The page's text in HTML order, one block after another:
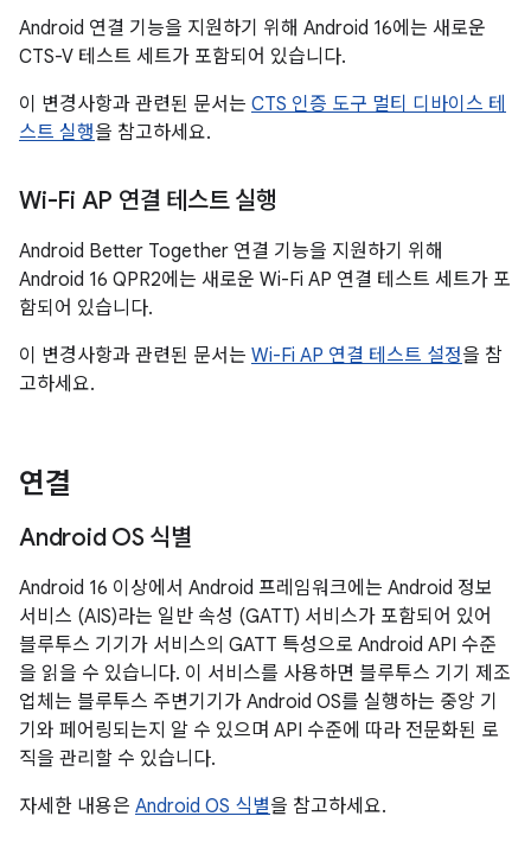
Android 연결 기능을 지원하기 위해 Android 16에는 새로운
CTS-V 테스트 세트가 포함되어 있습니다.
이 변경사항과 관련된 문서는 CTS 인증 도구 멀티 디바이스 테
스트 실행을 참고하세요.
Wi-Fi AP 연결 테스트 실행
Android Better Together 연결 기능을 지원하기 위해
Android 16 QPR2에는 새로운 Wi-Fi AP 연결 테스트 세트가 포
함되어 있습니다.
이 변경사항과 관련된 문서는 Wi-Fi AP 연결 테스트 설정을 참
고하세요.
연결
Android OS 식별
Android 16 이상에서 Android 프레임워크에는 Android 정보
서비스 (AIS)라는 일반 속성 (GATT) 서비스가 포함되어 있어
블루투스 기기가 서비스의 GATT 특성으로 Android API 수준
을 읽을 수 있습니다. 이 서비스를 사용하면 블루투스 기기 제조
업체는 블루투스 주변기기가 Android OS를 실행하는 중앙 기
기와 페어링되는지 알 수 있으며 API 수준에 따라 전문화된 로
직을 관리할 수 있습니다.
자세한 내용은 Android OS 식별을 참고하세요.